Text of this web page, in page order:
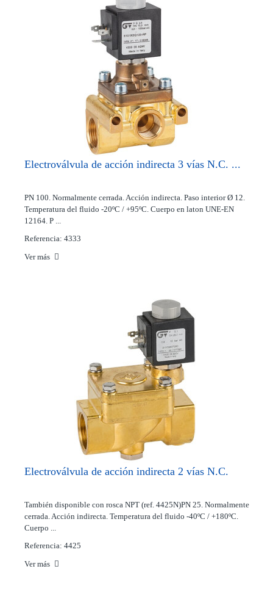
Electroválvula de acción indirecta 3 vías N.C. ...
PN 100. Normalmente cerrada. Acción indirecta. Paso interior Ø 12.
Temperatura del fluido -20ºC / +95ºC. Cuerpo en laton UNE-EN
12164. P ...
Referencia: 4333
Ver más
Electroválvula de acción indirecta 2 vías N.C.
También disponible con rosca NPT (ref. 4425N)PN 25. Normalmente
cerrada. Acción indirecta. Temperatura del fluido -40ºC / +180ºC.
Cuerpo ...
Referencia: 4425
Ver más